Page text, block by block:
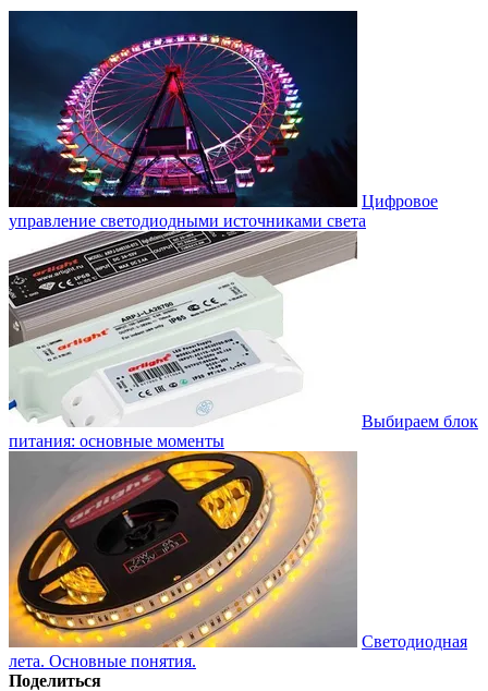
Цифровое
управление светодиодными источниками света
Выбираем блок
питания: основные моменты
Светодиодная
лета. Основные понятия.
Поделиться